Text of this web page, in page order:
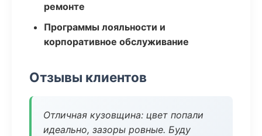
ремонте
Программы лояльности и
корпоративное обслуживание
Отзывы клиентов
Отличная кузовщина: цвет попали
идеально, зазоры ровные. Буду